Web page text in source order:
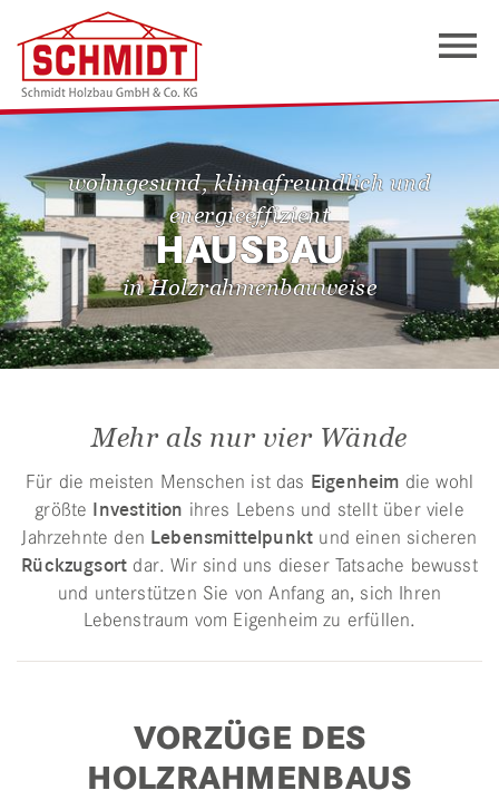
wohngesund, klimafreundlich und
energieeffizient
HAUSBAU
in Holzrahmenbauweise
Mehr als nur vier Wände
Für die meisten Menschen ist das Eigenheim die wohl
größte Investition ihres Lebens und stellt über viele
Jahrzehnte den Lebensmittelpunkt und einen sicheren
Rückzugsort dar. Wir sind uns dieser Tatsache bewusst
und unterstützen Sie von Anfang an, sich Ihren
Lebenstraum vom Eigenheim zu erfüllen.
VORZÜGE DES
HOLZRAHMENBAUS